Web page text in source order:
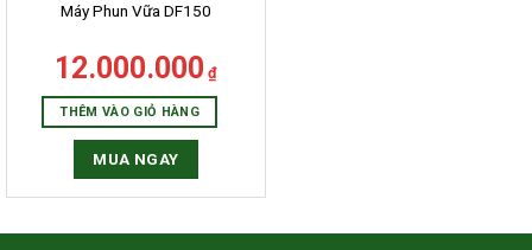
Máy Phun Vữa DF150
12.000.000 ₫
THÊM VÀO GIỎ HÀNG
MUA NGAY
sẽ trở thành nguồn cảm hứng
lao cho GiuseArt trong quá trình
họa những ý tưởng thiết kế
trở thành hiện thực.
減肥藥的作用原理
使用幾丁聚糖作為有效成分的比